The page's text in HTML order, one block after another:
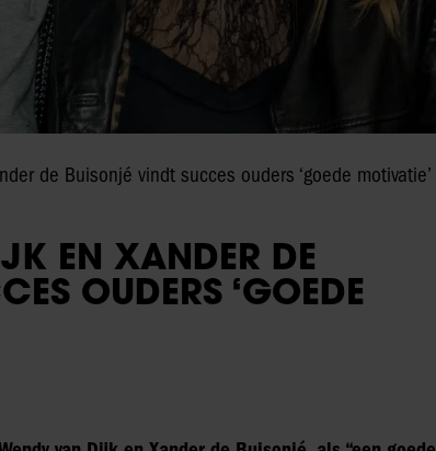
de Buisonjé vindt succes ouders ‘goede motivatie’
EN XANDER DE
OUDERS ‘GOEDE